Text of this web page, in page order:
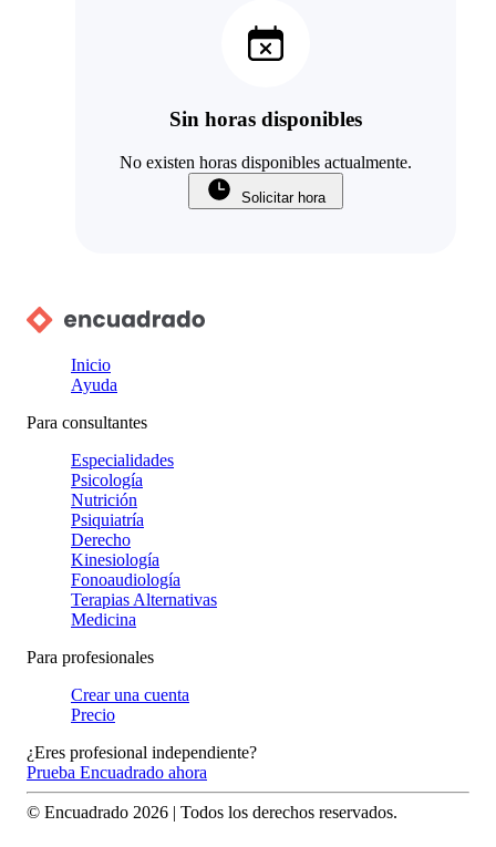
Sin horas disponibles
No existen horas disponibles actualmente.
Solicitar hora
Inicio
Ayuda
Para consultantes
Especialidades
Psicología
Nutrición
Psiquiatría
Derecho
Kinesiología
Fonoaudiología
Terapias Alternativas
Medicina
Para profesionales
Crear una cuenta
Precio
¿Eres profesional independiente?
Prueba Encuadrado ahora
© Encuadrado 2026 | Todos los derechos reservados.